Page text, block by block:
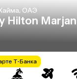
ОАЭ
Hilton Marjan
Т-Банка